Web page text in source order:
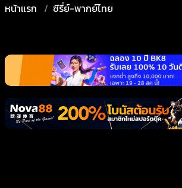
หน้าแรก
ซีรี่ย์-พากย์ไทย